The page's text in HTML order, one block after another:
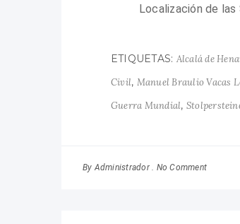
Localización de
ETIQUETAS: Alcalá de
Civil, Manuel Braulio Vacas
Guerra Mundial,
By Administrador No Comment